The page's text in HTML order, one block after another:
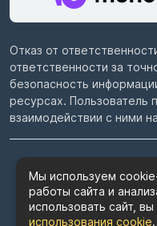
Отказ от
ответственности за
безопасность
ресурсах. Пользователь
взаимодействии с ними
Политика
Мы используем
работы сайта и
использовать сайт,
использования cookie.